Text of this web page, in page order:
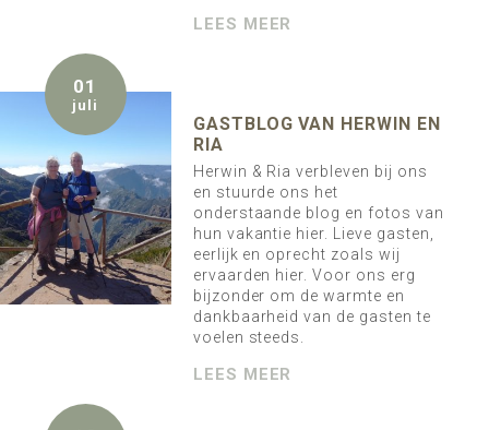
LEES MEER
01
juli
GASTBLOG VAN HERWIN EN
RIA
Herwin & Ria verbleven bij ons
en stuurde ons het
onderstaande blog en fotos van
hun vakantie hier. Lieve gasten,
eerlijk en oprecht zoals wij
ervaarden hier. Voor ons erg
bijzonder om de warmte en
dankbaarheid van de gasten te
voelen steeds.
LEES MEER